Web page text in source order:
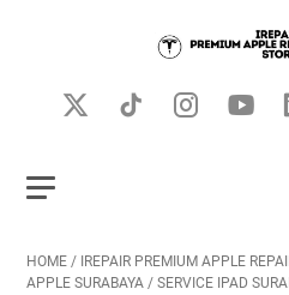
HOME / IREPAIR PREMIUM APPLE
APPLE SURABAYA / SERVICE IPAD